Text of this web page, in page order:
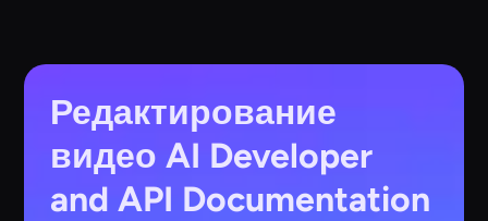
Редактирование
видео AI Developer
and API Documentation